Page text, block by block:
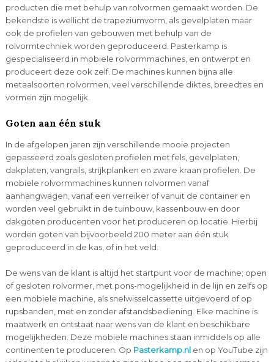
producten die met behulp van rolvormen gemaakt worden. De
bekendste is wellicht de trapeziumvorm, als gevelplaten maar
ook de profielen van gebouwen met behulp van de
rolvormtechniek worden geproduceerd. Pasterkamp is
gespecialiseerd in mobiele rolvormmachines, en ontwerpt en
produceert deze ook zelf. De machines kunnen bijna alle
metaalsoorten rolvormen, veel verschillende diktes, breedtes en
vormen zijn mogelijk.
Goten aan één stuk
In de afgelopen jaren zijn verschillende mooie projecten
gepasseerd zoals gesloten profielen met fels, gevelplaten,
dakplaten, vangrails, strijkplanken en zware kraan profielen. De
mobiele rolvormmachines kunnen rolvormen vanaf
aanhangwagen, vanaf een verreiker of vanuit de container en
worden veel gebruikt in de tuinbouw, kassenbouw en door
dakgoten producenten voor het produceren op locatie. Hierbij
worden goten van bijvoorbeeld 200 meter aan één stuk
geproduceerd in de kas, of in het veld.
De wens van de klant is altijd het startpunt voor de machine; open
of gesloten rolvormer, met pons-mogelijkheid in de lijn en zelfs op
een mobiele machine, als snelwisselcassette uitgevoerd of op
rupsbanden, met en zonder afstandsbediening. Elke machine is
maatwerk en ontstaat naar wens van de klant en beschikbare
mogelijkheden. Deze mobiele machines staan inmiddels op alle
continenten te produceren. Op Pasterkamp.nlen op YouTube zijn